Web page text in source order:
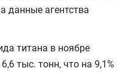
данные агентства
титана в ноябре
тыс. тонн, что на 9,1%